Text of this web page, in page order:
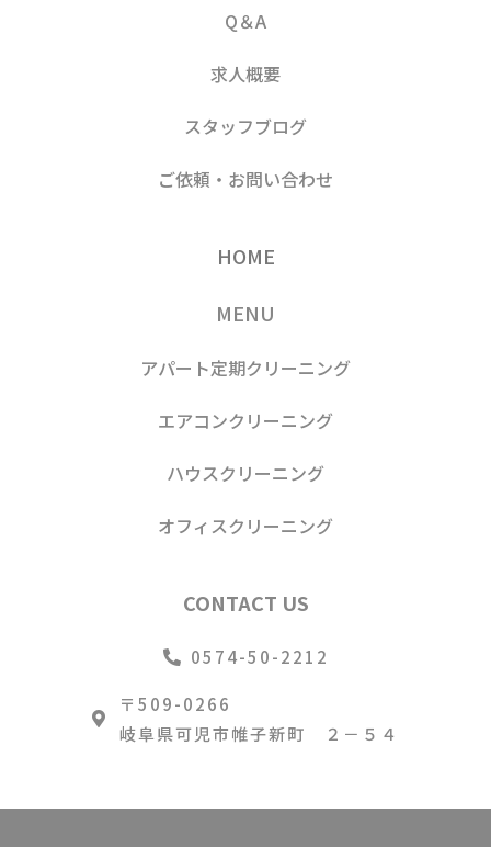
Q＆A
求人概要
スタッフブログ
ご依頼・お問い合わせ
HOME
MENU
アパート定期クリーニング
エアコンクリーニング
ハウスクリーニング
オフィスクリーニング
CONTACT US
0574-50-2212
〒509-0266
岐阜県可児市帷子新町 ２－５４